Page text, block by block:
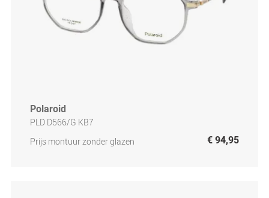
Polaroid
PLD D566/G KB7
Prijs montuur zonder glazen
€ 94,95